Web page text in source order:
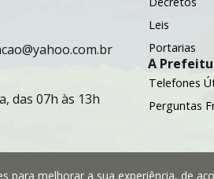
das 07h às 13h
Leis
Portarias
A
Telefones
Perguntas
para melhorar a sua experiência, de